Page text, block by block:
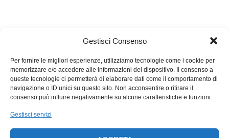
Gestisci Consenso
Per fornire le migliori esperienze, utilizziamo tecnologie come i cookie per
memorizzare e/o accedere alle informazioni del dispositivo. Il consenso a
queste tecnologie ci permetterà di elaborare dati come il comportamento di
navigazione o ID unici su questo sito. Non acconsentire o ritirare il
consenso può influire negativamente su alcune caratteristiche e funzioni.
Gestisci servizi